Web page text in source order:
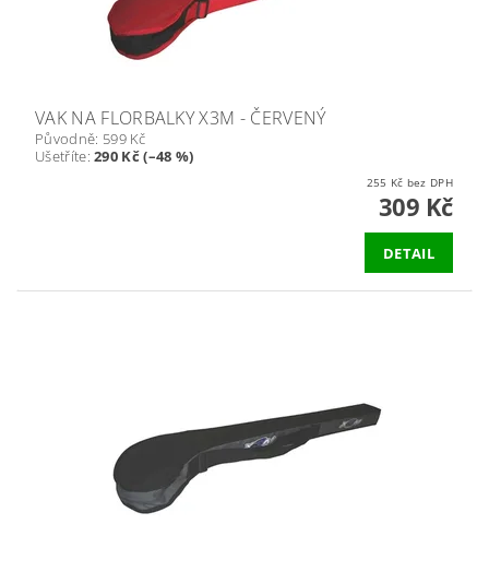
VAK NA FLORBALKY X3M - ČERVENÝ
Původně: 599 Kč
Ušetříte:290 Kč (–48 %)
255 Kč bez DPH
309 Kč
DETAIL